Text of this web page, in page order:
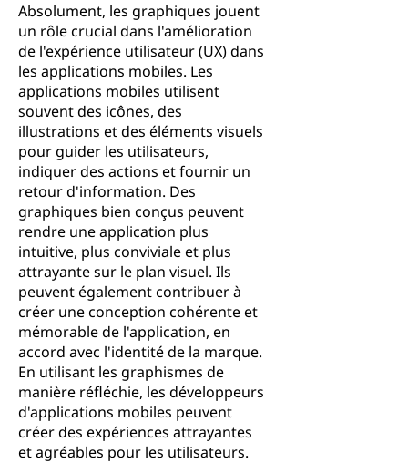
Absolument, les graphiques jouent
un rôle crucial dans l'amélioration
de l'expérience utilisateur (UX) dans
les applications mobiles. Les
applications mobiles utilisent
souvent des icônes, des
illustrations et des éléments visuels
pour guider les utilisateurs,
indiquer des actions et fournir un
retour d'information. Des
graphiques bien conçus peuvent
rendre une application plus
intuitive, plus conviviale et plus
attrayante sur le plan visuel. Ils
peuvent également contribuer à
créer une conception cohérente et
mémorable de l'application, en
accord avec l'identité de la marque.
En utilisant les graphismes de
manière réfléchie, les développeurs
d'applications mobiles peuvent
créer des expériences attrayantes
et agréables pour les utilisateurs.